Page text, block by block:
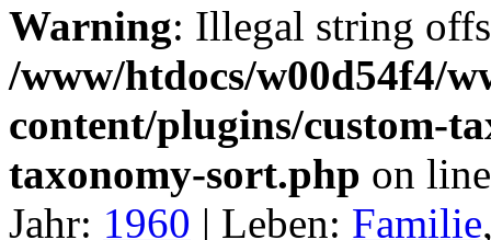
Warning: Illegal string
/www/htdocs/w00d54f4/
content/plugins/custom-
taxonomy-sort.php on
Jahr: 1960 | Leben: Familie